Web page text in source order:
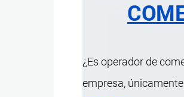
¿Es operador de
empresa,